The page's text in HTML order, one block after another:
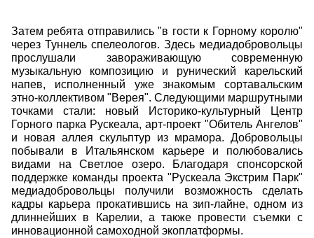
Затем ребята отправились "в гости к Горному королю"
через Туннель спелеологов. Здесь медиадобровольцы
прослушали завораживающую современную
музыкальную композицию и рунический карельский
напев, исполненный уже знакомым сортавальским
этно-коллективом "Верея". Следующими маршрутными
точками стали: новый Историко-культурный Центр
Горного парка Рускеала, арт-проект "Обитель Ангелов"
и новая аллея скульптур из мрамора. Добровольцы
побывали в Итальянском карьере и полюбовались
видами на Светлое озеро. Благодаря спонсорской
поддержке команды проекта "Рускеала Экстрим Парк"
медиадобровольцы получили возможность сделать
кадры карьера прокатившись на зип-лайне, одном из
длиннейших в Карелии, а также провести съемки с
инновационной самоходной экоплатформы.